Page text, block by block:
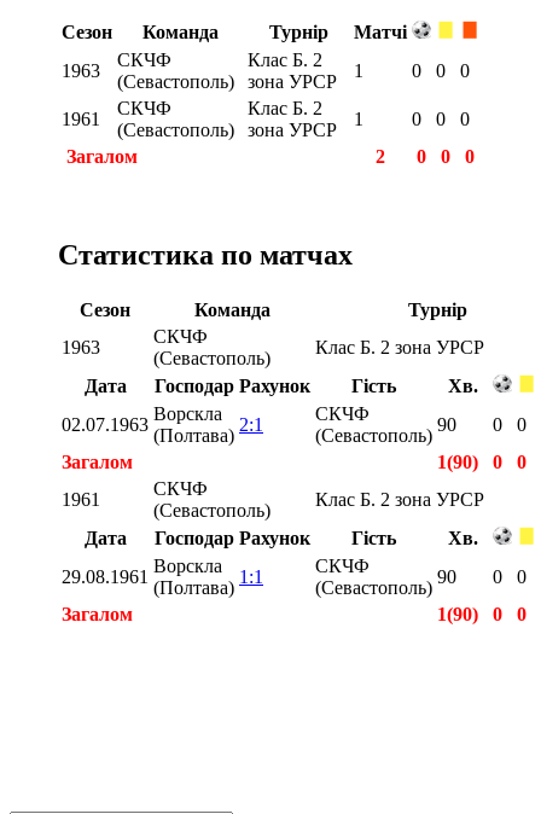
Сезон Команда Турнір
Матчі
1963
СКЧФ
(Севастополь)
Клас Б. 2
зона УРСР
1 0 0 0
1961
СКЧФ
(Севастополь)
Клас Б. 2
зона УРСР
1 0 0
0
Загалом
2 0 0 0
Статистика по матчах
Сезон Команда
Турнір
1963
СКЧФ
(Севастополь)
Клас Б. 2 зона УРСР
Дата
Господар Рахунок Гість
Хв.
02.07.1963
Ворскла
(Полтава)
2:1
СКЧФ
(Севастополь)
90 0
0
Загалом
1(90) 0
0
1961
СКЧФ
(Севастополь)
Клас Б. 2 зона УРСР
Дата
Господар Рахунок Гість
Хв.
29.08.1961
Ворскла
(Полтава)
1:1
СКЧФ
(Севастополь)
90 0
0
Загалом
1(90) 0
0